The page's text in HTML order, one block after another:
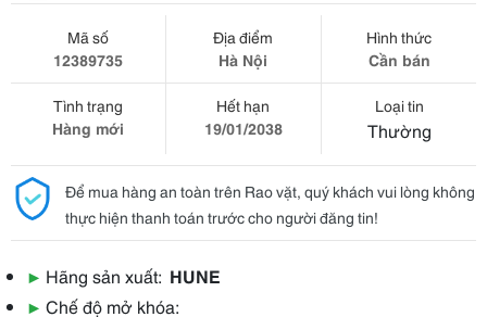
Mã số
12389735
Địa điểm
Hà Nội
Hình thức
Cần bán
Tình trạng
Hàng mới
Hết hạn
19/01/2038
Loại tin
Thường
Để mua hàng an toàn trên Rao vặt, quý khách vui lòng không
thực hiện thanh toán trước cho người đăng tin!
▶ Hãng sản xuất: HUNE
▶ Chế độ mở khóa: